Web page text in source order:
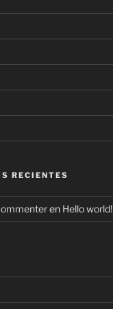
RECIENTES
en Hello world!